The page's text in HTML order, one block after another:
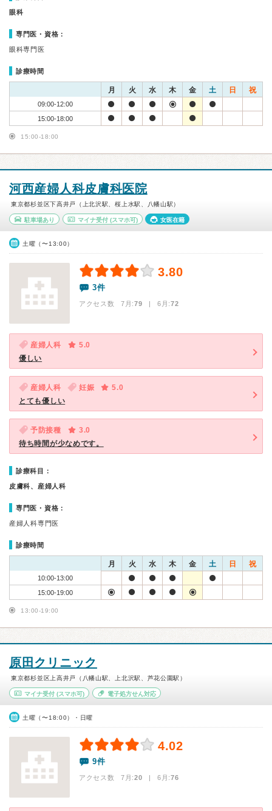
眼科
専門医・資格：
眼科専門医
診療時間
月 火 水 木 金 土 日 祝
09:00-12:00
15:00-18:00
15:00-18:00
河西産婦人科皮膚科医院
東京都杉並区下高井戸（上北沢駅、桜上水駅、八幡山駅）
駐車場あり マイナ受付(スマホ可) 女医在籍
土曜（〜13:00）
3.80
3件
アクセス数 7月:79 | 6月:72
産婦人科
5.0
優しい
産婦人科 妊娠
5.0
とても優しい
予防接種
3.0
待ち時間が少なめです。
診療科目：
皮膚科、産婦人科
専門医・資格：
産婦人科専門医
診療時間
月 火 水 木 金 土 日 祝
10:00-13:00
15:00-19:00
13:00-19:00
原田クリニック
東京都杉並区上高井戸（八幡山駅、上北沢駅、芦花公園駅）
マイナ受付 (スマホ可) 電子処方せん対応
土曜（〜18:00）・日曜
4.02
9件
アクセス数 7月:20 | 6月:76